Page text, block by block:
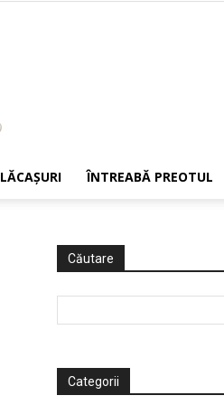
LĂCAŞURI ÎNTREABĂ PREOTUL
Căutare
Categorii